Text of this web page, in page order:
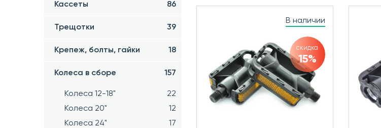
Кассеты 86
Трещотки 39
Крепеж, болты, гайки 18
Колеса в сборе 157
Колеса 12-18"
22
Колеса 20"
12
Колеса 24"
17
В наличии
скидка
15%